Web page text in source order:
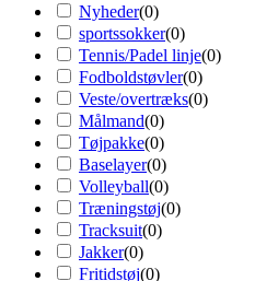
Nyheder(0)
sportssokker(0)
Tennis/Padel linje(0)
Fodboldstøvler(0)
Veste/overtræks(0)
Målmand(0)
Tøjpakke(0)
Baselayer(0)
Volleyball(0)
Træningstøj(0)
Tracksuit(0)
Jakker(0)
Fritidstøj(0)